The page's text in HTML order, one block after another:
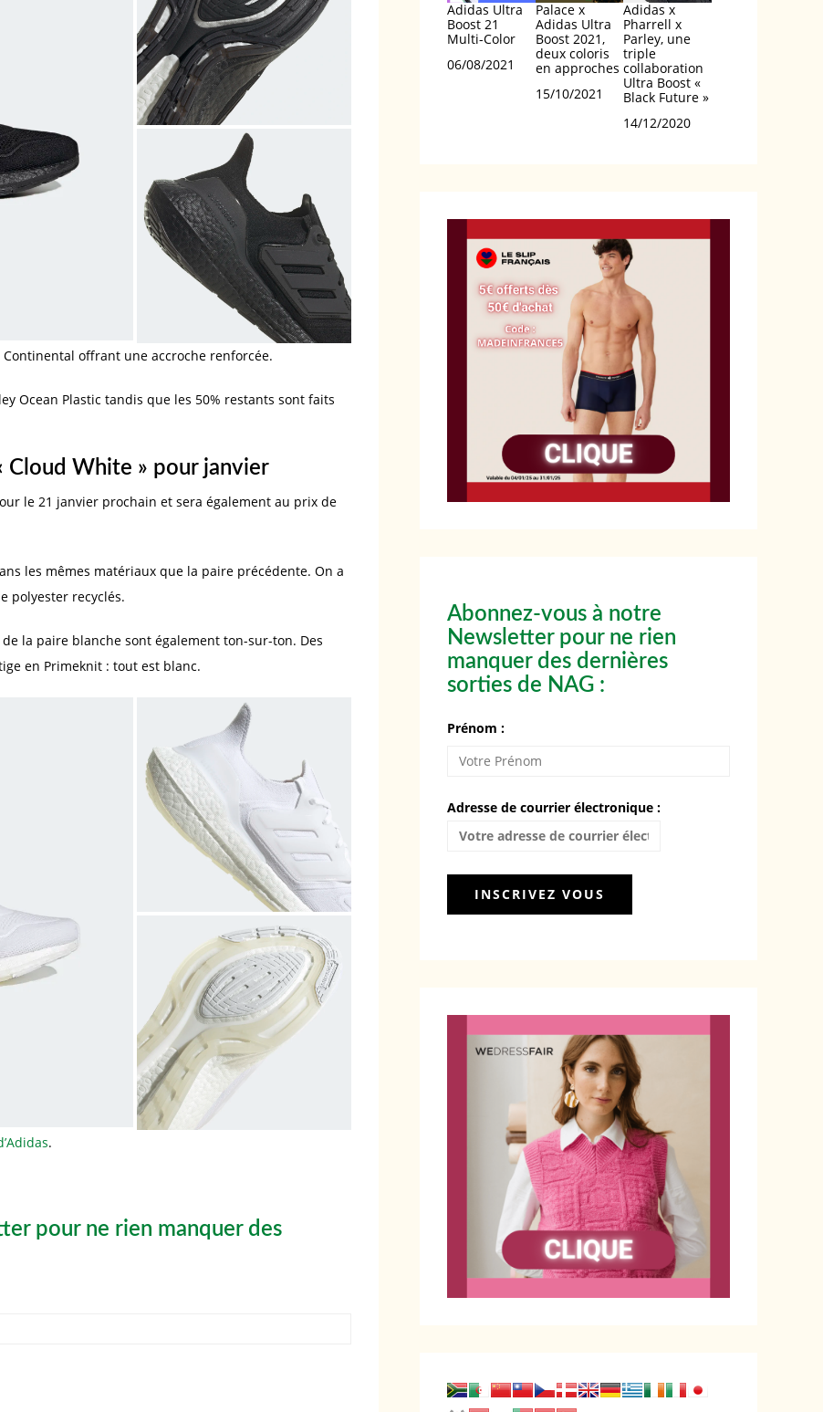
offrant une accroche renforcée.
Ocean Plastic tandis que les 50% restants sont faits
Cloud White » pour janvier
le 21 janvier prochain et sera également au prix de
les mêmes matériaux que la paire précédente. On a
polyester recyclés.
la paire blanche sont également ton-sur-ton. Des
en Primeknit : tout est blanc.
.
pour ne rien manquer des
Adidas Ultra
Boost 21
Multi-Color
Date
06/08/2021
Palace x
Adidas Ultra
Boost 2021,
deux coloris
en approches
Date
15/10/2021
Adidas x
Pharrell x
Parley, une
triple
collaboration
Ultra Boost «
Black Future »
Date
14/12/2020
Abonnez-vous à notre
Newsletter pour ne rien
manquer des dernières
sorties de NAG :
Prénom :
Adresse de courrier électronique :